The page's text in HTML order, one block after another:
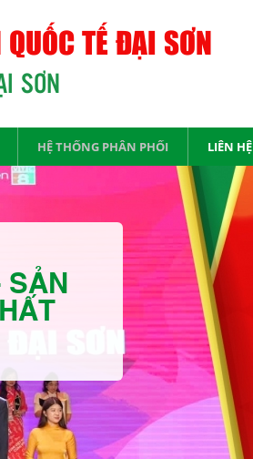
TẾ ĐẠI SƠN
SƠN
HỆ THỐNG PHÂN PHỐI LIÊN HỆ
SẢN